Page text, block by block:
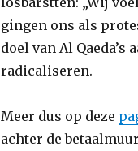
gingen ons als
doel van Al
radicaliseren.
Meer dus op deze
achter de